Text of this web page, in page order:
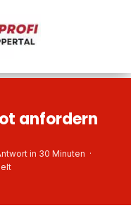
anfordern
in 30 Minuten ·